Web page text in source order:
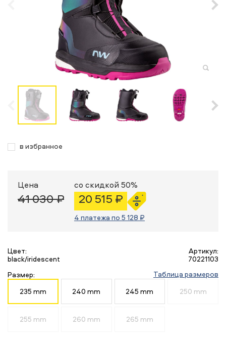
в избранное
Цена
41 030 ₽
со скидкой 50%
20 515 ₽
4 платежа по 5 128 ₽
Цвет:
black/iridescent
Артикул:
70221103
Размер:
Таблица размеров
235 mm
240 mm 245 mm 250 mm
255 mm 260 mm 265 mm